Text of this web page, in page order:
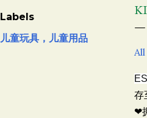
Labels
儿童玩具，儿童用品
存
❤